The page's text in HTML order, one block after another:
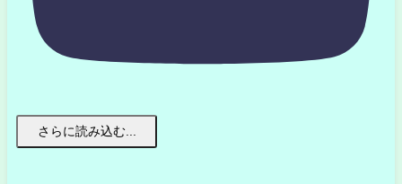
さらに読み込む...